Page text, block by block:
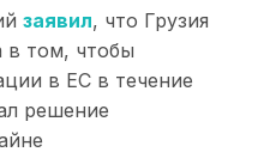
заявил, что Грузия
в том, чтобы
в ЕС в течение
решение